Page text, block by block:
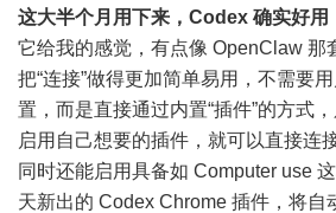
这大半个月用下来，Codex 确实好用
它给我的感觉，有点像 OpenClaw 那
把“连接”做得更加简单易用，不需要
置，而是直接通过内置“插件”的方式
启用自己想要的插件，就可以直接连
同时还能启用具备如 Computer use
天新出的 Codex Chrome 插件，将自